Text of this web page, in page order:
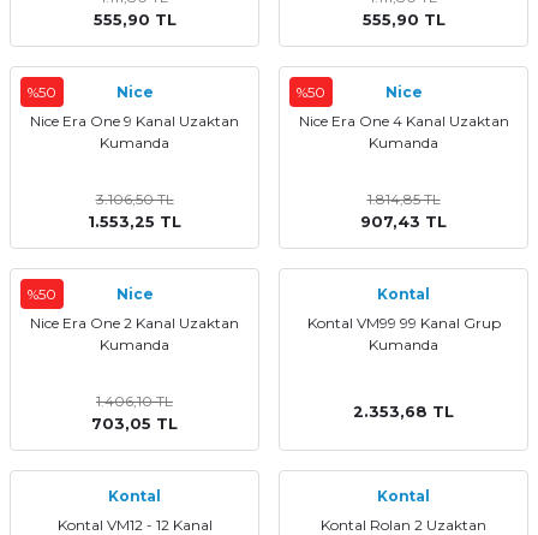
555,90 TL
555,90 TL
%50
Nice
Nice Era One 9 Kanal Uzaktan
Kumanda
3.106,50 TL
1.553,25 TL
%50
Nice
Nice Era One 4 Kanal Uzaktan
Kumanda
1.814,85 TL
907,43 TL
%50
Nice
Nice Era One 2 Kanal Uzaktan
Kumanda
1.406,10 TL
703,05 TL
Kontal
Kontal VM99 99 Kanal Grup
Kumanda
2.353,68 TL
Kontal
Kontal VM12 - 12 Kanal
Kontal
Kontal Rolan 2 Uzaktan